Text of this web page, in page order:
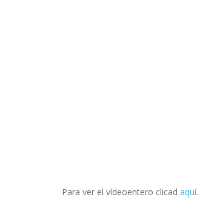
Para ver el vídeoentero clicad aquí.